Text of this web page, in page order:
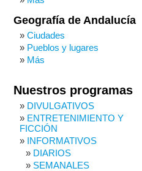
Geografía de Andalucía
Ciudades
Pueblos y lugares
Más
Nuestros programas
DIVULGATIVOS
ENTRETENIMIENTO Y
FICCIÓN
INFORMATIVOS
DIARIOS
SEMANALES